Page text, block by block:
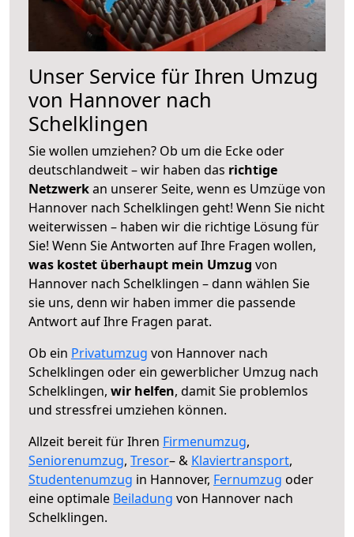
Unser Service für Ihren Umzug
von Hannover nach
Schelklingen
Sie wollen umziehen? Ob um die Ecke oder
deutschlandweit – wir haben das richtige
Netzwerkan unserer Seite, wenn es Umzüge von
Hannover nach Schelklingen geht! Wenn Sie nicht
weiterwissen – haben wir die richtige Lösung für
Sie! Wenn Sie Antworten auf Ihre Fragen wollen,
was kostet überhaupt mein Umzug von
Hannover nach Schelklingen – dann wählen Sie
sie uns, denn wir haben immer die passende
Antwort auf Ihre Fragen parat.
Ob ein Privatumzug von Hannover nach
Schelklingen oder ein gewerblicher Umzug nach
Schelklingen, wir helfen, damit Sie problemlos
und stressfrei umziehen können.
Allzeit bereit für Ihren Firmenumzug,
Seniorenumzug, Tresor– & Klaviertransport,
Studentenumzug in Hannover, Fernumzug oder
eine optimale Beiladung von Hannover nach
Schelklingen.